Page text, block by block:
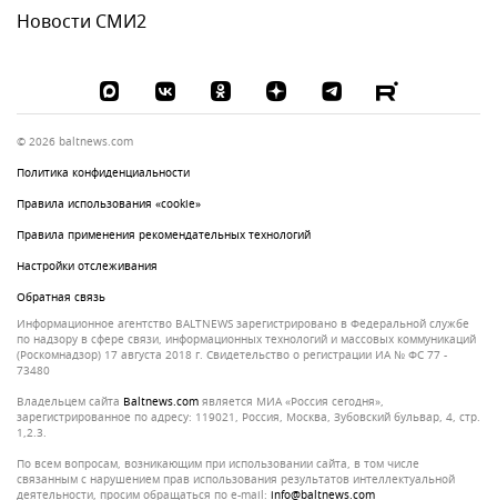
Новости СМИ2
© 2026 baltnews.com
Политика конфиденциальности
Правила использования «cookie»
Правила применения рекомендательных технологий
Настройки отслеживания
Обратная связь
Информационное агентство BALTNEWS зарегистрировано в Федеральной службе
по надзору в сфере связи, информационных технологий и массовых коммуникаций
(Роскомнадзор) 17 августа 2018 г. Свидетельство о регистрации ИА № ФС 77 -
73480
Владельцем сайта
baltnews.com является МИА «Россия сегодня»,
зарегистрированное по адресу: 119021, Россия, Москва, Зубовский бульвар, 4, стр.
1,2.3.
По всем вопросам, возникающим при использовании сайта, в том числе
связанным с нарушением прав использования результатов интеллектуальной
деятельности, просим обращаться по e-mail: info@baltnews.com